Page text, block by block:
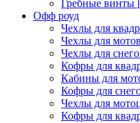
Гребные винты
Офф роуд
Чехлы для
Чехлы для
Чехлы для
Кофры для
Кабины для
Кофры для
Чехлы для
Кофры для